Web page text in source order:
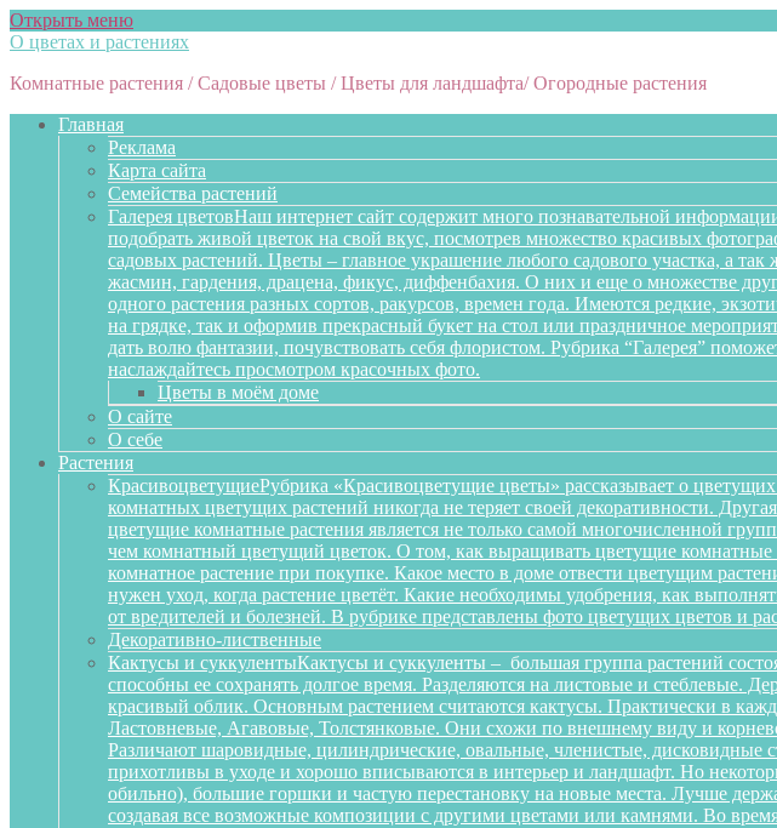
Открыть меню
О цветах и растениях
Комнатные растения / Садовые цветы / Цветы для ландшафта/ Огородные растения
Главная
Реклама
Карта сайта
Семейства растений
Галерея цветовНаш интернет сайт содержит много познавательной
подобрать живой цветок на свой вкус, посмотрев множество красивых
садовых растений. Цветы – главное украшение любого садового участка, а
жасмин, гардения, драцена, фикус, диффенбахия. О них и еще о множестве
одного растения разных сортов, ракурсов, времен года. Имеются редкие,
на грядке, так и оформив прекрасный букет на стол или праздничное
дать волю фантазии, почувствовать себя флористом. Рубрика “Галерея”
наслаждайтесь просмотром красочных фото.
Цветы в моём доме
О сайте
О себе
Растения
КрасивоцветущиеРубрика «Красивоцветущие цветы» рассказывает о
комнатных цветущих растений никогда не теряет своей декоративности.
цветущие комнатные растения является не только самой многочисленной
чем комнатный цветущий цветок. О том, как выращивать цветущие комнатные
комнатное растение при покупке. Какое место в доме отвести цветущим
нужен уход, когда растение цветёт. Какие необходимы удобрения, как
от вредителей и болезней. В рубрике представлены фото цветущих цветов и
Декоративно-лиственные
Кактусы и суккулентыКактусы и суккуленты – большая группа растений
способны ее сохранять долгое время. Разделяются на листовые и стеблевые.
красивый облик. Основным растением считаются кактусы. Практически в
Ластовневые, Агавовые, Толстянковые. Они схожи по внешнему виду и
Различают шаровидные, цилиндрические, овальные, членистые,
прихотливы в уходе и хорошо вписываются в интерьер и ландшафт. Но
обильно), большие горшки и частую перестановку на новые места. Лучше
создавая все возможные композиции с другими цветами или камнями. Во